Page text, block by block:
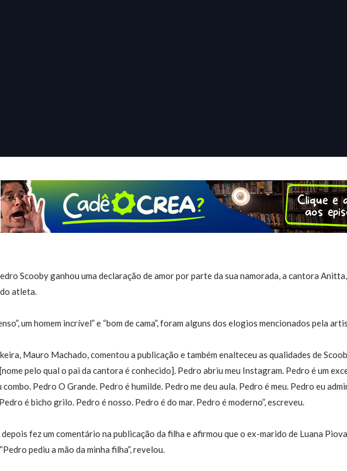
Scooby ganhou uma declaração de amor por parte da sua namorada, a cantora
atleta.
um homem incrível” e “bom de cama”, foram alguns dos elogios mencionados pela
Mauro Machado, comentou a publicação e também enalteceu as qualidades de
pelo qual o pai da cantora é conhecido]. Pedro abriu meu Instagram. Pedro é um
combo. Pedro O Grande. Pedro é humilde. Pedro me deu aula. Pedro é meu. Pedro eu
é bicho grilo. Pedro é nosso. Pedro é do mar. Pedro é moderno”, escreveu.
fez um comentário na publicação da filha e afirmou que o ex-marido de Luana
pediu a mão da minha filha”, revelou.